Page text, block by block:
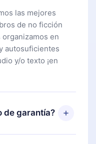
las mejores
de no ficción
en
autosuficientes
y/o texto ¡en
de garantía?
y comenzar a